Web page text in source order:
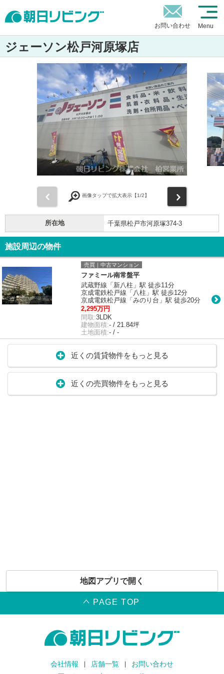
お問い合わせ Menu
ジェーソン松戸河原塚店
画像タップで拡大表示【1/2】
所在地 千葉県松戸市河原塚374-3
施設周辺の物件
売買｜中古マンション
ファミール南常盤平
武蔵野線「新八柱」駅 徒歩11分
京成電鉄松戸線「八柱」駅 徒歩12分
京成電鉄松戸線「みのり台」駅 徒歩20分
2,295万円
間取:3LDK
建物面積:- / 21.84坪
土地面積:- / -
近くの賃貸物件をもっと見る
近くの売買物件をもっと見る
地図アプリで開く
PAGE TOP
会社情報 店舗一覧
お問い合わせ